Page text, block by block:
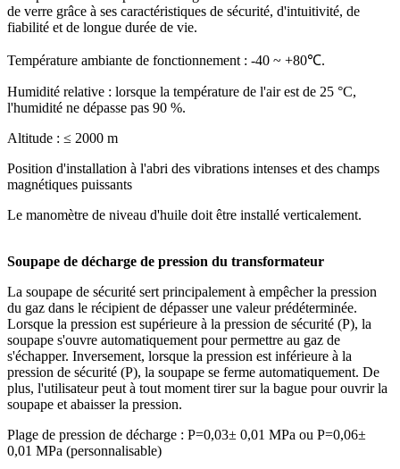
de verre grâce à ses caractéristiques de sécurité, d'intuitivité, de
fiabilité et de longue durée de vie.
Température ambiante de fonctionnement : -40 ~ +80℃.
Humidité relative : lorsque la température de l'air est de 25 °C,
l'humidité ne dépasse pas 90 %.
Altitude : ≤ 2000 m
Position d'installation à l'abri des vibrations intenses et des champs
magnétiques puissants
Le manomètre de niveau d'huile doit être installé verticalement.
Soupape de décharge de pression du transformateur
La soupape de sécurité sert principalement à empêcher la pression
du gaz dans le récipient de dépasser une valeur prédéterminée.
Lorsque la pression est supérieure à la pression de sécurité (P), la
soupape s'ouvre automatiquement pour permettre au gaz de
s'échapper. Inversement, lorsque la pression est inférieure à la
pression de sécurité (P), la soupape se ferme automatiquement. De
plus, l'utilisateur peut à tout moment tirer sur la bague pour ouvrir la
soupape et abaisser la pression.
Plage de pression de décharge : P=0,03± 0,01 MPa ou P=0,06±
0,01 MPa (personnalisable)